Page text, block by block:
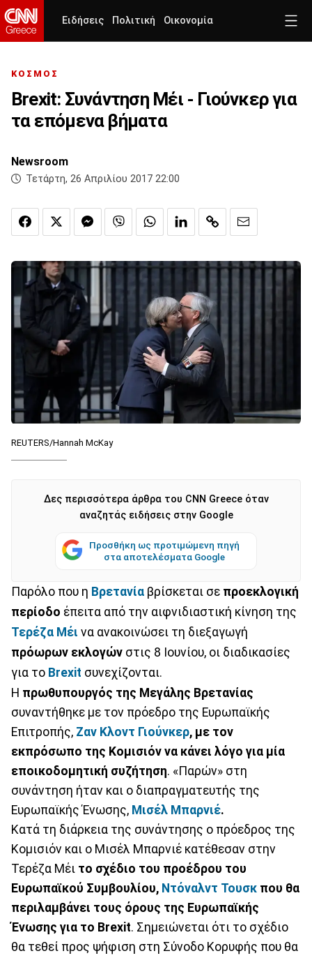
Ειδήσεις Πολιτική Οικονομία
ΚΟΣΜΟΣ
Brexit: Συνάντηση Μέι - Γιούνκερ για
τα επόμενα βήματα
Newsroom
Τετάρτη, 26 Απριλίου 2017 22:00
REUTERS/Hannah McKay
Δες περισσότερα άρθρα του CNN Greece όταν
αναζητάς ειδήσεις στην Google
Προσθήκη ως προτιμώμενη πηγή
στα αποτελέσματα Google
Παρόλο που η Βρετανία βρίσκεται σε προεκλογική
περίοδο έπειτα από την αιφνιδιαστική κίνηση της
Τερέζα Μέι να ανακοινώσει τη διεξαγωγή
πρόωρων εκλογών στις 8 Ιουνίου, οι διαδικασίες
για το Brexit συνεχίζονται.
Η πρωθυπουργός της Μεγάλης Βρετανίας
συναντήθηκε με τον πρόεδρο της Ευρωπαϊκής
Επιτροπής, Ζαν Κλοντ Γιούνκερ, με τον
εκπρόσωπο της Κομισιόν να κάνει λόγο για μία
εποικοδομητική συζήτηση. «Παρών» στη
συνάντηση ήταν και ο διαπραγματευτής της
Ευρωπαϊκής Ένωσης, Μισέλ Μπαρνιέ.
Κατά τη διάρκεια της συνάντησης ο πρόεδρος της
Κομισιόν και ο Μισέλ Μπαρνιέ κατέθεσαν στην
Τερέζα Μέι το σχέδιο του προέδρου του
Ευρωπαϊκού Συμβουλίου, Ντόναλντ Τουσκ που θα
περιλαμβάνει τους όρους της Ευρωπαϊκής
Ένωσης για το Brexit. Σημειώνεται ότι το σχέδιο
θα τεθεί προς ψήφιση στη Σύνοδο Κορυφής που θα